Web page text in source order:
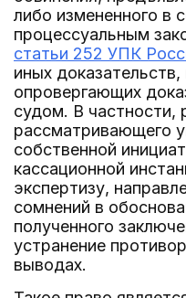
либо измененного в
процессуальным
статьи 252 УПК
иных
опровергающих
судом. В частности,
рассматривающего
собственной
кассационной
экспертизу,
сомнений в
полученного
устранение
выводах.